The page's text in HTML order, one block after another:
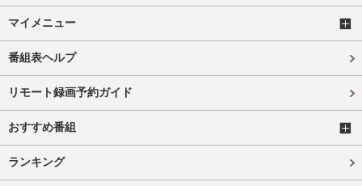
マイメニュー
番組表ヘルプ
リモート録画予約ガイド
おすすめ番組
ランキング